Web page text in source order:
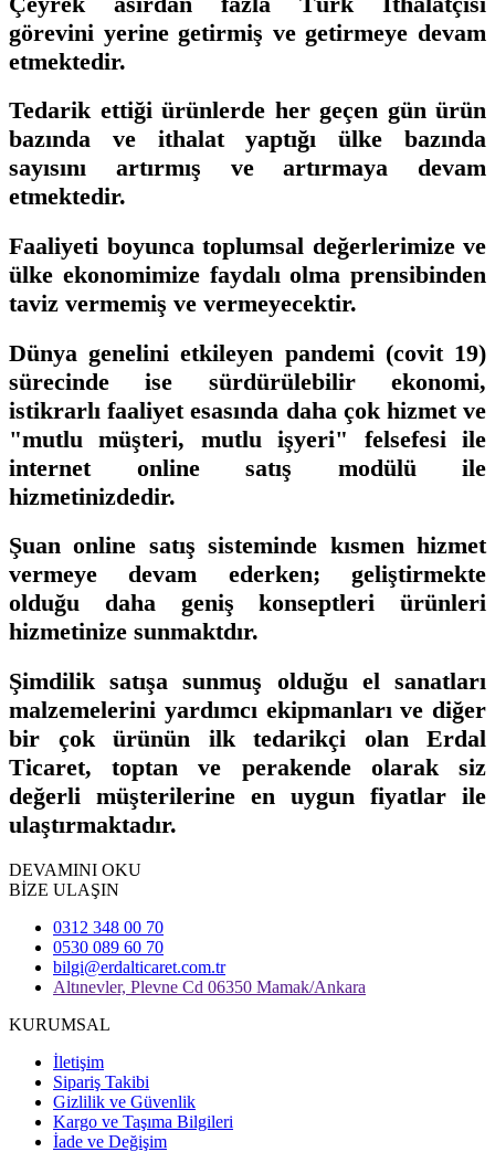
görevini yerine getirmiş ve getirmeye devam
etmektedir.
Tedarik ettiği ürünlerde her geçen gün ürün
bazında ve ithalat yaptığı ülke bazında
sayısını artırmış ve artırmaya devam
etmektedir.
Faaliyeti boyunca toplumsal değerlerimize ve
ülke ekonomimize faydalı olma prensibinden
taviz vermemiş ve vermeyecektir.
Dünya genelini etkileyen pandemi (covit 19)
sürecinde ise sürdürülebilir ekonomi,
istikrarlı faaliyet esasında daha çok hizmet ve
"mutlu müşteri, mutlu işyeri" felsefesi ile
internet online satış modülü ile
hizmetinizdedir.
Şuan online satış sisteminde kısmen hizmet
vermeye devam ederken; geliştirmekte
olduğu daha geniş konseptleri ürünleri
hizmetinize sunmaktdır.
Şimdilik satışa sunmuş olduğu el sanatları
malzemelerini yardımcı ekipmanları ve diğer
bir çok ürünün ilk tedarikçi olan Erdal
Ticaret, toptan ve perakende olarak siz
değerli müşterilerine en uygun fiyatlar ile
ulaştırmaktadır.
DEVAMINI OKU
BİZE ULAŞIN
0312 348 00 70
0530 089 60 70
bilgi@erdalticaret.com.tr
Altınevler, Plevne Cd 06350 Mamak/Ankara
KURUMSAL
İletişim
Sipariş Takibi
Gizlilik ve Güvenlik
Kargo ve Taşıma Bilgileri
İade ve Değişim